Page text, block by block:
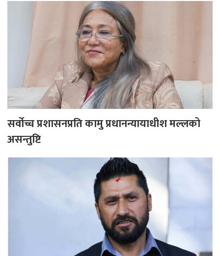
सर्वोच्च प्रशासनप्रति कामु प्रधानन्यायाधीश मल्लको
असन्तुष्टि